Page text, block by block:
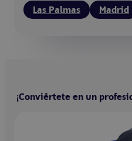
Las Palmas
Madrid
¡Conviértete en un